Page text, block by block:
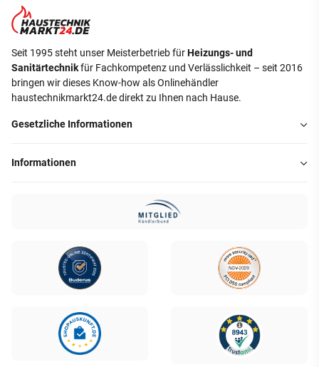
Seit 1995 steht unser Meisterbetrieb fürHeizungs- und
Sanitärtechnikfür Fachkompetenz und Verlässlichkeit – seit 2016
bringen wir dieses Know-how als Onlinehändler
haustechnikmarkt24.de direkt zu Ihnen nach Hause.
Gesetzliche Informationen
Informationen